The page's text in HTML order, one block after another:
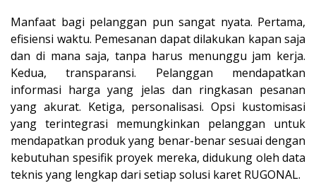
Manfaat bagi pelanggan pun sangat nyata. Pertama,
efisiensi waktu. Pemesanan dapat dilakukan kapan saja
dan di mana saja, tanpa harus menunggu jam kerja.
Kedua, transparansi. Pelanggan mendapatkan
informasi harga yang jelas dan ringkasan pesanan
yang akurat. Ketiga, personalisasi. Opsi kustomisasi
yang terintegrasi memungkinkan pelanggan untuk
mendapatkan produk yang benar-benar sesuai dengan
kebutuhan spesifik proyek mereka, didukung oleh data
teknis yang lengkap dari setiap solusi karet RUGONAL.